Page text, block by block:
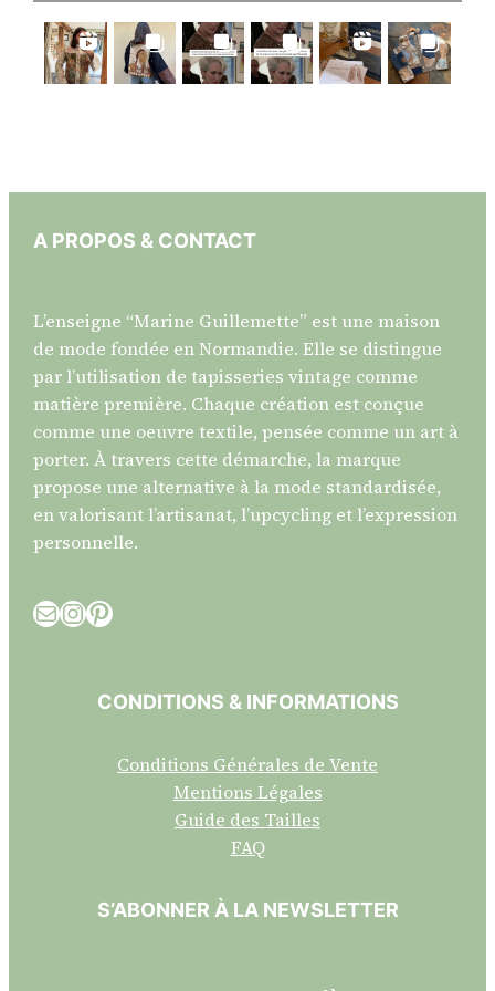
A PROPOS & CONTACT
L’enseigne “Marine Guillemette” est une maison
de mode fondée en Normandie. Elle se distingue
par l’utilisation de tapisseries vintage comme
matière première. Chaque création est conçue
comme une oeuvre textile, pensée comme un art à
porter. À travers cette démarche, la marque
propose une alternative à la mode standardisée,
en valorisant l’artisanat, l’upcycling et l’expression
personnelle.
E-mail InstagramPinterest
CONDITIONS & INFORMATIONS
Conditions Générales de Vente
Mentions Légales
Guide des Tailles
FAQ
S’ABONNER À LA NEWSLETTER